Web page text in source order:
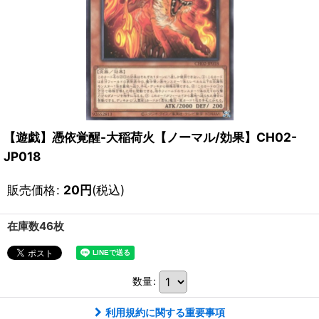
【遊戯】憑依覚醒-大稲荷火【ノーマル/効果】CH02-
JP018
販売価格: 20円(税込)
在庫数46枚
数量:
利用規約に関する重要事項